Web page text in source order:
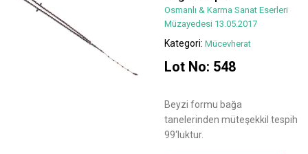
Osmanlı & Karma Sanat Eserleri
Müzayedesi 13.05.2017
Kategori: Mücevherat
Lot No: 548
Beyzi formu bağa
tanelerinden müteşekkil tespih
99‘luktur.